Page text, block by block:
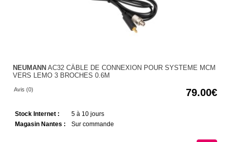
NEUMANN AC32 CÂBLE DE CONNEXION POUR SYSTEME MCM
VERS LEMO 3 BROCHES 0.6M
Avis (0) 79.00
Stock Internet :
5 à 10 jours
Magasin Nantes :
Sur commande